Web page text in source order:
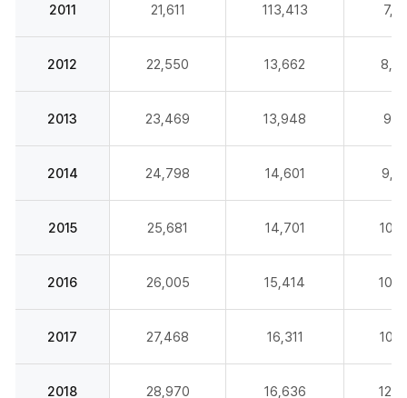
2011 21,611 113,413
2012 22,550 13,662
2013 23,469 13,948
2014 24,798 14,601
2015 25,681 14,701
2016 26,005 15,414
2017 27,468 16,311
2018 28,970 16,636